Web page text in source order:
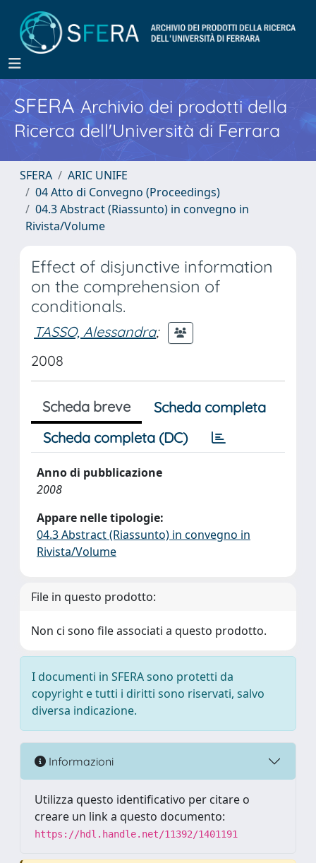
SFERA Archivio dei prodotti della
Ricerca dell'Università di Ferrara
SFERA
ARIC UNIFE
04 Atto di Convegno (Proceedings)
04.3 Abstract (Riassunto) in convegno in
Rivista/Volume
Effect of disjunctive information
on the comprehension of
conditionals.
TASSO, Alessandra;
2008
Scheda breve
Scheda completa
Scheda completa (DC)
Anno di pubblicazione
2008
Appare nelle tipologie:
04.3 Abstract (Riassunto) in convegno in
Rivista/Volume
File in questo prodotto:
Non ci sono file associati a questo prodotto.
I documenti in SFERA sono protetti da
copyright e tutti i diritti sono riservati, salvo
diversa indicazione.
Informazioni
Utilizza questo identificativo per citare o
creare un link a questo documento:
https://hdl.handle.net/11392/1401191